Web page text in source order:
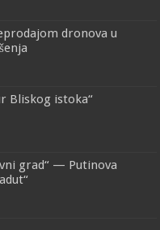
dronova u
Bliskog istoka“
grad“ — Putinova